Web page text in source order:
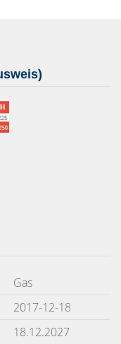
Gas
2017-12-18
18.12.2027